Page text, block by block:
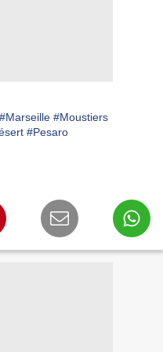
#Marseille #Moustiers
#Pesaro